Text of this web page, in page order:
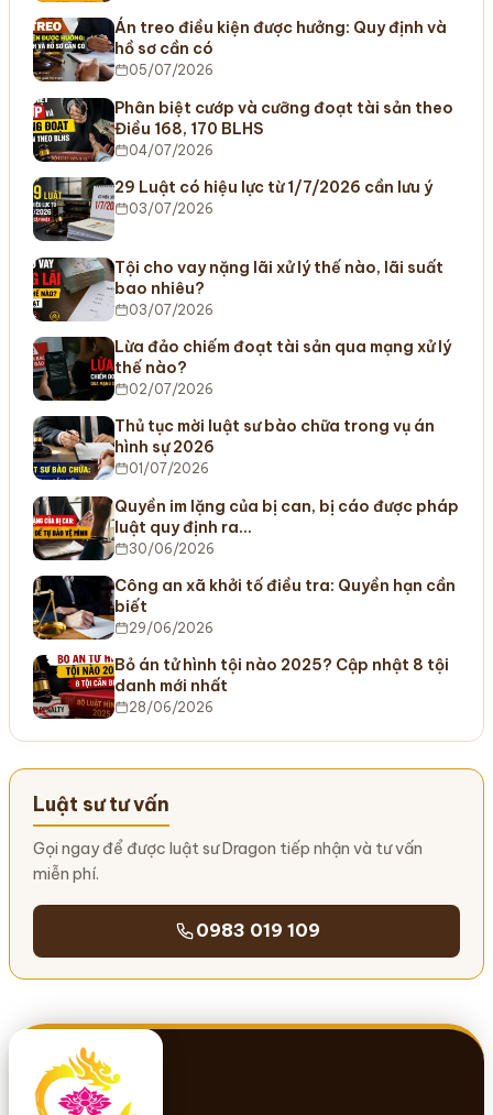
Án treo điều kiện được hưởng: Quy định và
hồ sơ cần có
05/07/2026
Phân biệt cướp và cưỡng đoạt tài sản theo
Điều 168, 170 BLHS
04/07/2026
29 Luật có hiệu lực từ 1/7/2026 cần lưu ý
03/07/2026
Tội cho vay nặng lãi xử lý thế nào, lãi suất
bao nhiêu?
03/07/2026
Lừa đảo chiếm đoạt tài sản qua mạng xử lý
thế nào?
02/07/2026
Thủ tục mời luật sư bào chữa trong vụ án
hình sự 2026
01/07/2026
Quyền im lặng của bị can, bị cáo được pháp
luật quy định ra…
30/06/2026
Công an xã khởi tố điều tra: Quyền hạn cần
biết
29/06/2026
Bỏ án tử hình tội nào 2025? Cập nhật 8 tội
danh mới nhất
28/06/2026
Luật sư tư vấn
Gọi ngay để được luật sư Dragon tiếp nhận và tư vấn
miễn phí.
0983 019 109